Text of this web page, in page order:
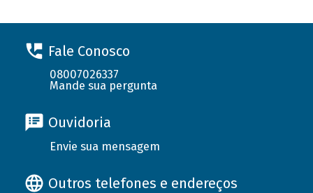
Fale Conosco
08007026337
Mande sua pergunta
Ouvidoria
Envie sua mensagem
Outros telefones e endereços